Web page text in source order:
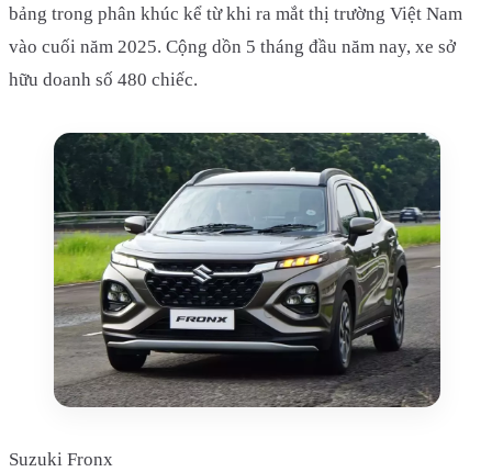
bảng trong phân khúc kể từ khi ra mắt thị trường Việt Nam
vào cuối năm 2025. Cộng dồn 5 tháng đầu năm nay, xe sở
hữu doanh số 480 chiếc.
Suzuki Fronx